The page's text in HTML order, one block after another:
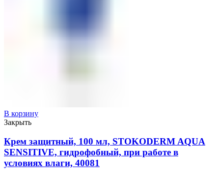
В корзину
Закрыть
Крем защитный, 100 мл, STOKODERM AQUA
SENSITIVE, гидрофобный, при работе в
условиях влаги, 40081